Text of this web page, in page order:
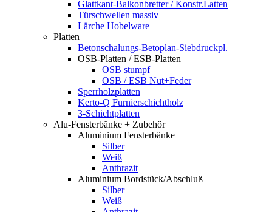
Glattkant-Balkonbretter / Konstr.Latten
Türschwellen massiv
Lärche Hobelware
Platten
Betonschalungs-Betoplan-Siebdruckpl.
OSB-Platten / ESB-Platten
OSB stumpf
OSB / ESB Nut+Feder
Sperrholzplatten
Kerto-Q Furnierschichtholz
3-Schichtplatten
Alu-Fensterbänke + Zubehör
Aluminium Fensterbänke
Silber
Weiß
Anthrazit
Aluminium Bordstück/Abschluß
Silber
Weiß